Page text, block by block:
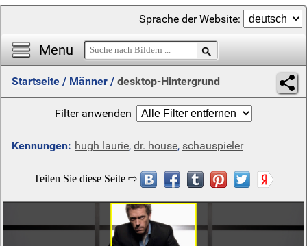
Menu
Sprache der Website:
Startseite / Männer / desktop-Hintergrund
Filter anwenden
Kennungen: hugh laurie, dr. house, schauspieler